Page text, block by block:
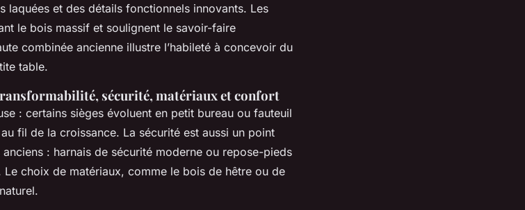
laquées et des détails fonctionnels innovants. Les
le bois massif et soulignent le savoir-faire
combinée ancienne illustre l’habileté à concevoir du
table.
sécurité, matériaux et confort
: certains sièges évoluent en petit bureau ou fauteuil
fil de la croissance. La sécurité est aussi un point
: harnais de sécurité moderne ou repose-pieds
Le choix de matériaux, comme le bois de hêtre ou de